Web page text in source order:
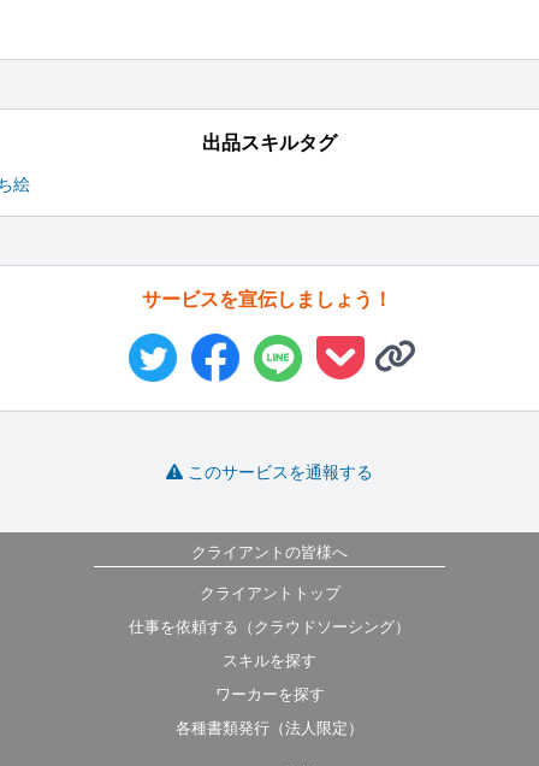
出品スキルタグ
絵
サービスを宣伝しましょう！
このサービスを通報する
クライアントの皆様へ
クライアントトップ
仕事を依頼する（クラウドソーシング）
スキルを探す
ワーカーを探す
各種書類発行（法人限定）